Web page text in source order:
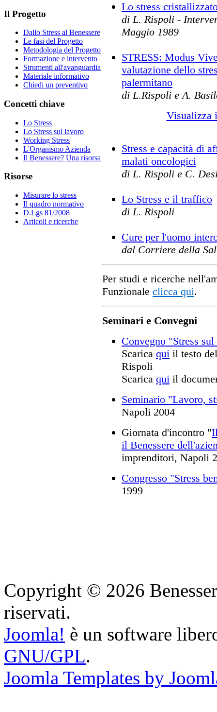
Il Progetto
Dallo Stress al Benessere
Le fasi del Progetto
Metodologia del Progetto
Formazione e intervento
Strumenti all'avanguardia
Materiale informativo
Chiedi un preventivo
Concetti chiave
Lo Stress
Lo Stress sul lavoro
Working Stress
L'Organismo Azienda
Il Benessere? Una risorsa
Risorse
Misurare lo stress
Il quadro normativo
D.Lgs 81/2008
Articoli e ricerche
Lo stress
di L. Rispoli -
Maggio 1989
STRESS: Modus
valutazione dello
palermitano
di L.Rispoli e A.
Visualizza
Stress e capacità di
malati oncologici
di L. Rispoli e C.
Lo Stress e il traffico
di L. Rispoli
Cure per l'uomo
dal Corriere della
Per studi e ricerche
Funzionale clicca qui.
Seminari e Convegni
Convegno "Stress
Scarica qui il testo
Rispoli
Scarica qui il
Seminario "Lavoro,
Napoli 2004
Giornata d'incontro "
il Benessere
imprenditori, Napoli
Congresso "Stress
1999
Copyright © 2026
riservati.
Joomla! è un software
GNU/GPL.
Joomla Templates by